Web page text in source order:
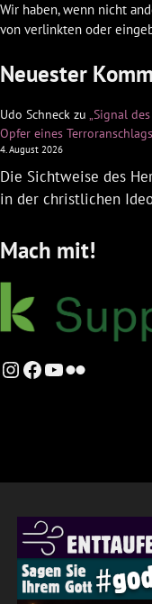
Wir haben, wenn nicht
von verlinkten oder
Neuester
Udo Schneck zu „Signal
Opfer eines
4. August 2026
Die Sichtweise des
in der christlichen
Mach mit!
Instagram
Facebook
YouTube
Flickr